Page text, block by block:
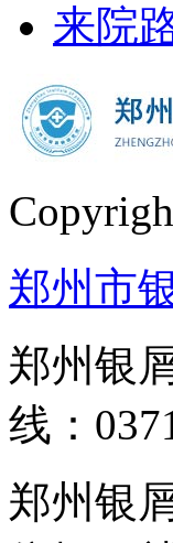
来院
郑州市
郑州银
线：
郑州银